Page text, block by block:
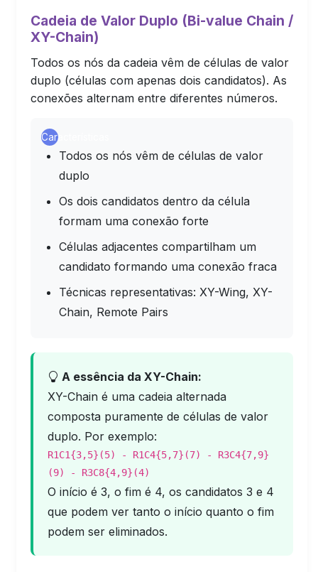
Cadeia de Valor Duplo (Bi-value Chain /
XY-Chain)
Todos os nós da cadeia vêm de células de valor
duplo (células com apenas dois candidatos). As
conexões alternam entre diferentes números.
Características
Todos os nós vêm de células de valor
duplo
Os dois candidatos dentro da célula
formam uma conexão forte
Células adjacentes compartilham um
candidato formando uma conexão fraca
Técnicas representativas: XY-Wing, XY-
Chain, Remote Pairs
A essência da XY-Chain:
XY-Chain é uma cadeia alternada
composta puramente de células de valor
duplo. Por exemplo:
R1C1{3,5}(5) - R1C4{5,7}(7) - R3C4{7,9}
(9) - R3C8{4,9}(4)
O início é 3, o fim é 4, os candidatos 3 e 4
que podem ver tanto o início quanto o fim
podem ser eliminados.